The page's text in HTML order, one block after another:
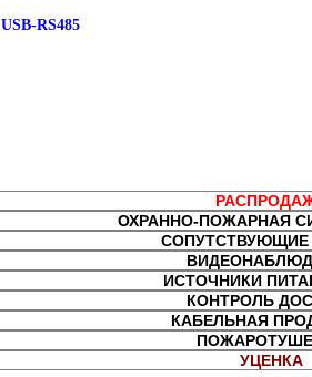
USB-RS485
ОХРАННО-ПОЖАРНАЯ
СОПУТСТВУЮЩИЕ
ИСТОЧНИКИ
КОНТРОЛЬ
КАБЕЛЬНАЯ
УЦЕНКА